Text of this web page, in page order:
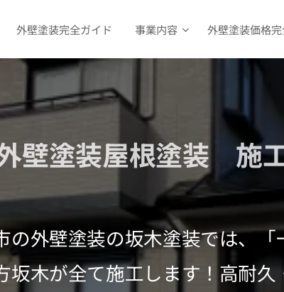
外壁塗装完全ガイド 事業内容 外壁塗装価格
壁塗装屋根塗装 施
の外壁塗装の坂木塗装では、「
坂木が全て施工します！高耐久